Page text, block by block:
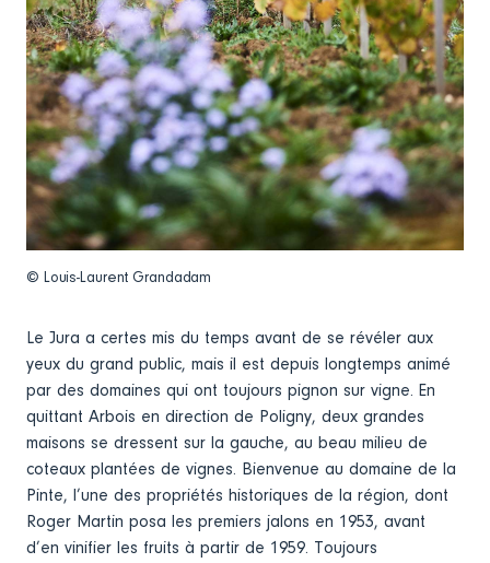
© Louis-Laurent Grandadam
Le Jura a certes mis du temps avant de se révéler aux
yeux du grand public, mais il est depuis longtemps animé
par des domaines qui ont toujours pignon sur vigne. En
quittant Arbois en direction de Poligny, deux grandes
maisons se dressent sur la gauche, au beau milieu de
coteaux plantées de vignes. Bienvenue au domaine de la
Pinte, l’une des propriétés historiques de la région, dont
Roger Martin posa les premiers jalons en 1953, avant
d’en vinifier les fruits à partir de 1959. Toujours